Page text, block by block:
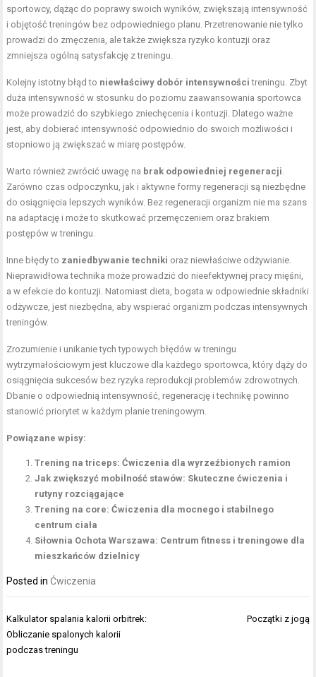
sportowcy, dążąc do poprawy swoich wyników, zwiększają intensywność
i objętość treningów bez odpowiedniego planu. Przetrenowanie nie tylko
prowadzi do zmęczenia, ale także zwiększa ryzyko kontuzji oraz
zmniejsza ogólną satysfakcję z treningu.
Kolejny istotny błąd to niewłaściwy dobór intensywności treningu. Zbyt
duża intensywność w stosunku do poziomu zaawansowania sportowca
może prowadzić do szybkiego zniechęcenia i kontuzji. Dlatego ważne
jest, aby dobierać intensywność odpowiednio do swoich możliwości i
stopniowo ją zwiększać w miarę postępów.
Warto również zwrócić uwagę na brak odpowiedniej regeneracji.
Zarówno czas odpoczynku, jak i aktywne formy regeneracji są niezbędne
do osiągnięcia lepszych wyników. Bez regeneracji organizm nie ma szans
na adaptację i może to skutkować przemęczeniem oraz brakiem
postępów w treningu.
Inne błędy to zaniedbywanie techniki oraz niewłaściwe odżywianie.
Nieprawidłowa technika może prowadzić do nieefektywnej pracy mięśni,
a w efekcie do kontuzji. Natomiast dieta, bogata w odpowiednie składniki
odżywcze, jest niezbędna, aby wspierać organizm podczas intensywnych
treningów.
Zrozumienie i unikanie tych typowych błędów w treningu
wytrzymałościowym jest kluczowe dla każdego sportowca, który dąży do
osiągnięcia sukcesów bez ryzyka reprodukcji problemów zdrowotnych.
Dbanie o odpowiednią intensywność, regenerację i technikę powinno
stanowić priorytet w każdym planie treningowym.
Powiązane wpisy:
Trening na triceps: Ćwiczenia dla wyrzeźbionych ramion
Jak zwiększyć mobilność stawów: Skuteczne ćwiczenia i
rutyny rozciągające
Trening na core: Ćwiczenia dla mocnego i stabilnego
centrum ciała
Siłownia Ochota Warszawa: Centrum fitness i treningowe dla
mieszkańców dzielnicy
Posted in Ćwiczenia
Nawigacja
wpisu
Kalkulator spalania kalorii orbitrek:
Obliczanie spalonych kalorii
podczas treningu
Początki z jogą